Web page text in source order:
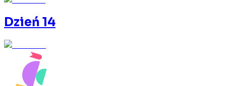
Dzień 14